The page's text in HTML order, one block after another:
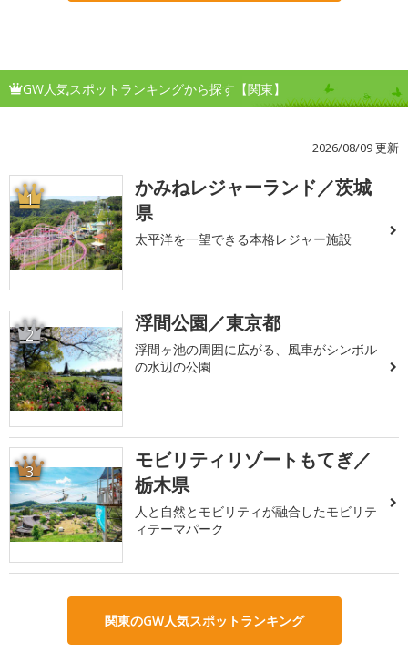
GW人気スポットランキングから探す【関東】
2026/08/09 更新
1
かみねレジャーランド／茨城
県
太平洋を一望できる本格レジャー施設
2 浮間公園／東京都
浮間ヶ池の周囲に広がる、風車がシンボル
の水辺の公園
3
モビリティリゾートもてぎ／
栃木県
人と自然とモビリティが融合したモビリテ
ィテーマパーク
関東のGW人気スポットランキング